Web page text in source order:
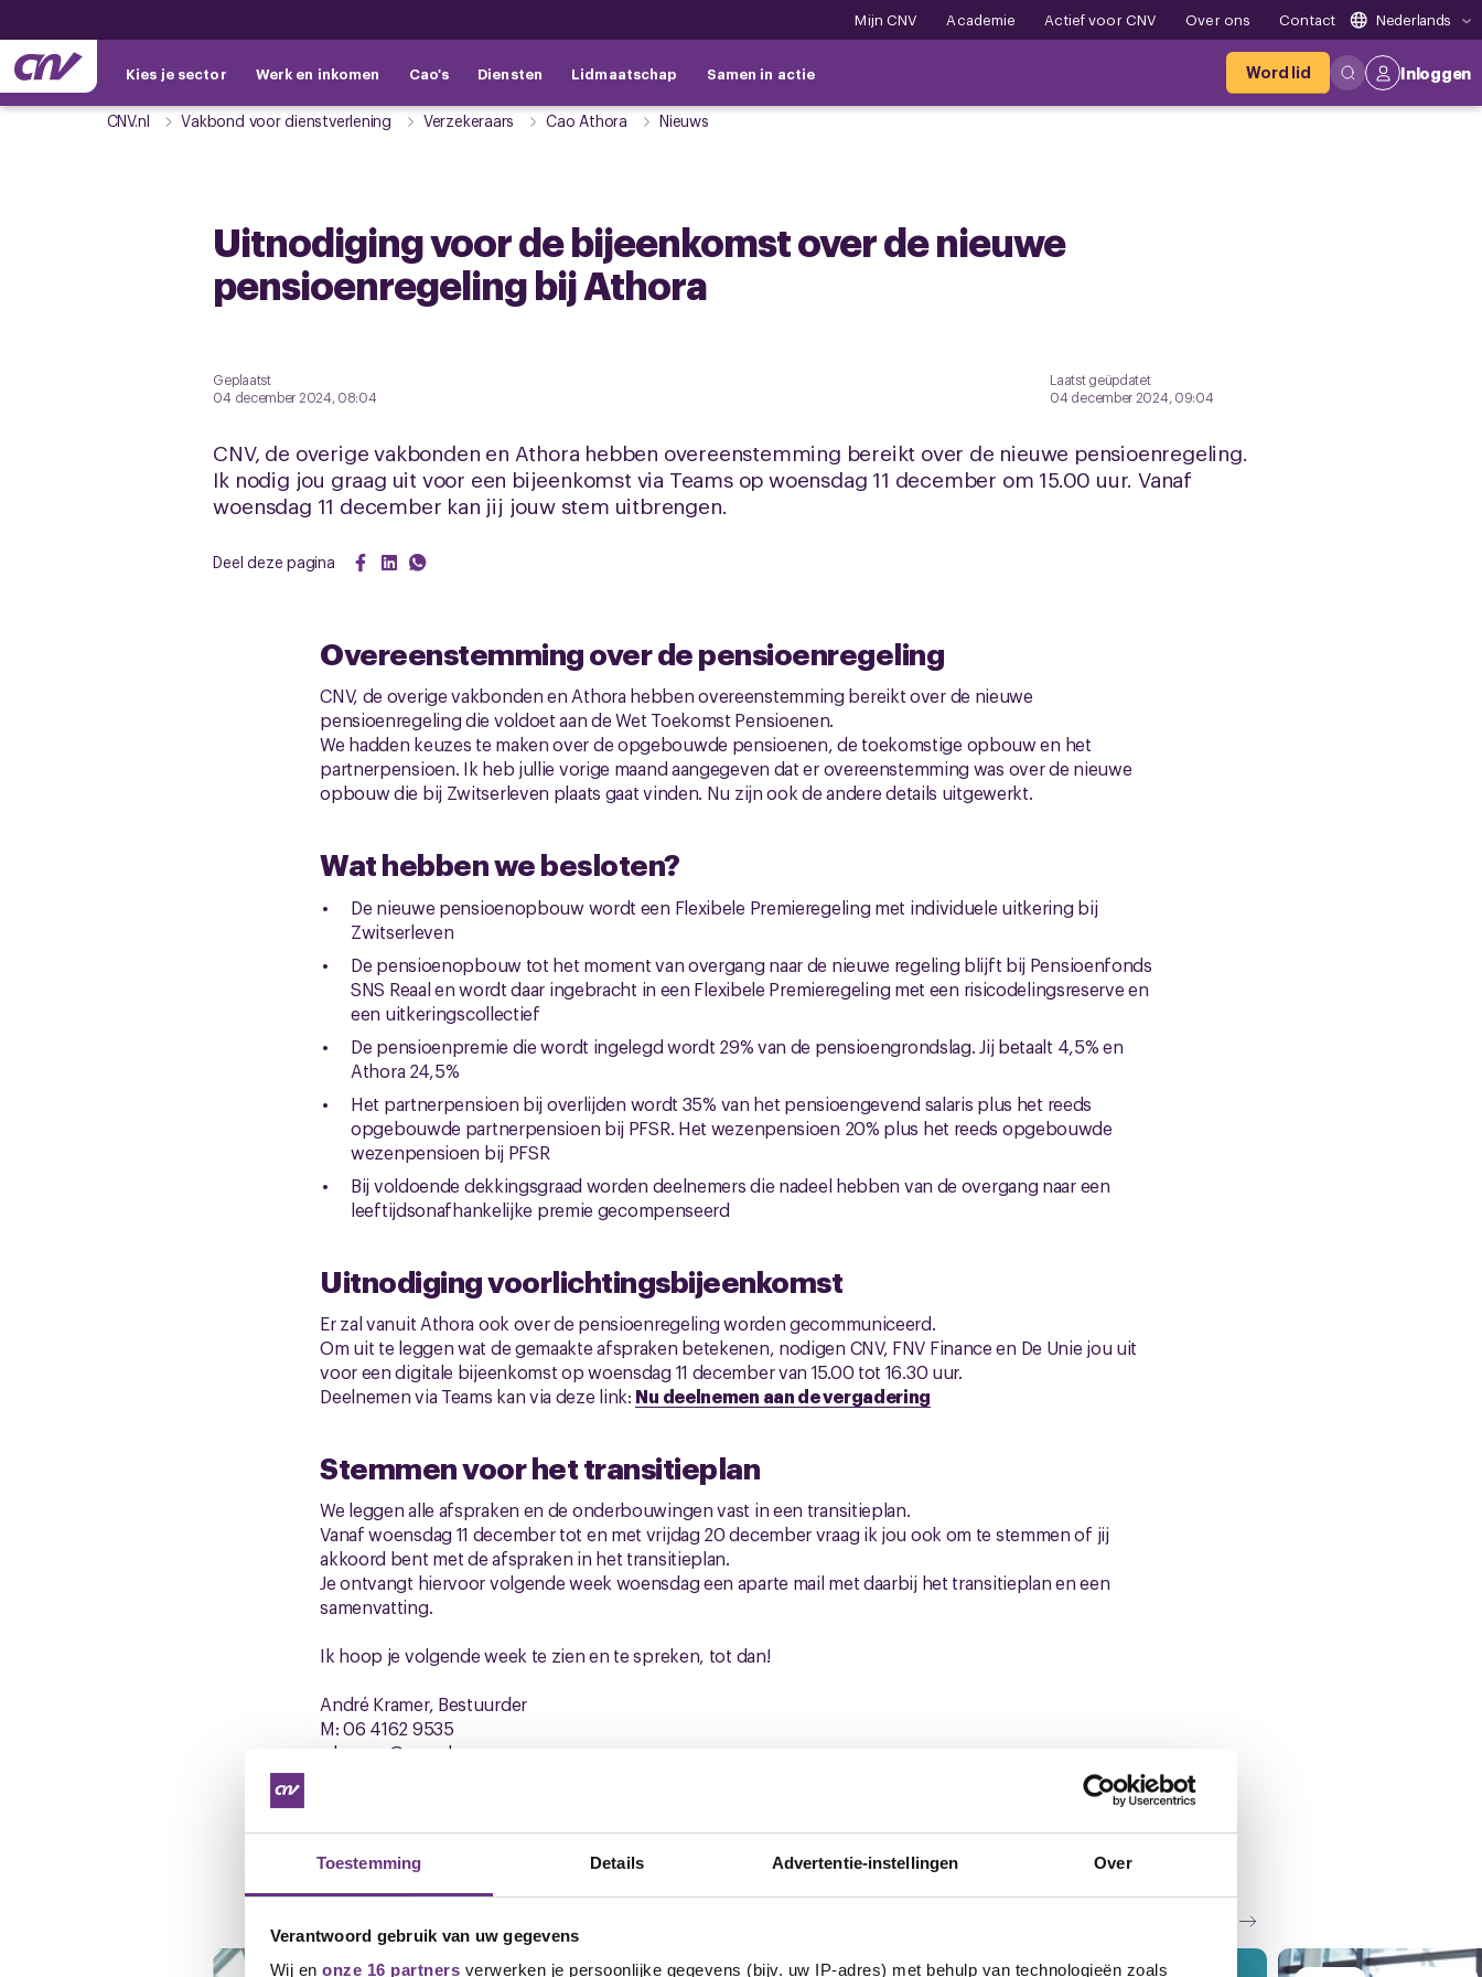
Toestemming Details Advertentie-instellingen Over
Verantwoord gebruik van uw gegevens
Wij en onze 16 partners verwerken je persoonlijke gegevens (bijv. uw IP-adres) met behulp van technologieën zoals
Mijn CNV Academie Actief voor CNV Over ons Contact Nederlands
Kies je sector Werk en inkomen Cao's Diensten Lidmaatschap Samen in actie Word lid Inloggen
CNV.nl Vakbond voor dienstverlening Verzekeraars Cao Athora Nieuws
Uitnodiging voor de bijeenkomst over de nieuwe
pensioenregeling bij Athora
Geplaatst
04 december 2024, 08:04
Laatst geüpdatet
04 december 2024, 09:04
CNV, de overige vakbonden en Athora hebben overeenstemming bereikt over de nieuwe pensioenregeling.
Ik nodig jou graag uit voor een bijeenkomst via Teams op woensdag 11 december om 15.00 uur. Vanaf
woensdag 11 december kan jij jouw stem uitbrengen.
Deel deze pagina
Overeenstemming over de pensioenregeling
CNV, de overige vakbonden en Athora hebben overeenstemming bereikt over de nieuwe
pensioenregeling die voldoet aan de Wet Toekomst Pensioenen.
We hadden keuzes te maken over de opgebouwde pensioenen, de toekomstige opbouw en het
partnerpensioen. Ik heb jullie vorige maand aangegeven dat er overeenstemming was over de nieuwe
opbouw die bij Zwitserleven plaats gaat vinden. Nu zijn ook de andere details uitgewerkt.
Wat hebben we besloten?
De nieuwe pensioenopbouw wordt een Flexibele Premieregeling met individuele uitkering bij
Zwitserleven
De pensioenopbouw tot het moment van overgang naar de nieuwe regeling blijft bij Pensioenfonds
SNS Reaal en wordt daar ingebracht in een Flexibele Premieregeling met een risicodelingsreserve en
een uitkeringscollectief
De pensioenpremie die wordt ingelegd wordt 29% van de pensioengrondslag. Jij betaalt 4,5% en
Athora 24,5%
Het partnerpensioen bij overlijden wordt 35% van het pensioengevend salaris plus het reeds
opgebouwde partnerpensioen bij PFSR. Het wezenpensioen 20% plus het reeds opgebouwde
wezenpensioen bij PFSR
Bij voldoende dekkingsgraad worden deelnemers die nadeel hebben van de overgang naar een
leeftijdsonafhankelijke premie gecompenseerd
Uitnodiging voorlichtingsbijeenkomst
Er zal vanuit Athora ook over de pensioenregeling worden gecommuniceerd.
Om uit te leggen wat de gemaakte afspraken betekenen, nodigen CNV, FNV Finance en De Unie jou uit
voor een digitale bijeenkomst op woensdag 11 december van 15.00 tot 16.30 uur.
Deelnemen via Teams kan via deze link: Nu deelnemen aan de vergadering
Stemmen voor het transitieplan
We leggen alle afspraken en de onderbouwingen vast in een transitieplan.
Vanaf woensdag 11 december tot en met vrijdag 20 december vraag ik jou ook om te stemmen of jij
akkoord bent met de afspraken in het transitieplan.
Je ontvangt hiervoor volgende week woensdag een aparte mail met daarbij het transitieplan en een
samenvatting.
Ik hoop je volgende week te zien en te spreken, tot dan!
André Kramer, Bestuurder
M: 06 4162 9535
a.kramer@cnv.nl
Gerelateerd nieuws